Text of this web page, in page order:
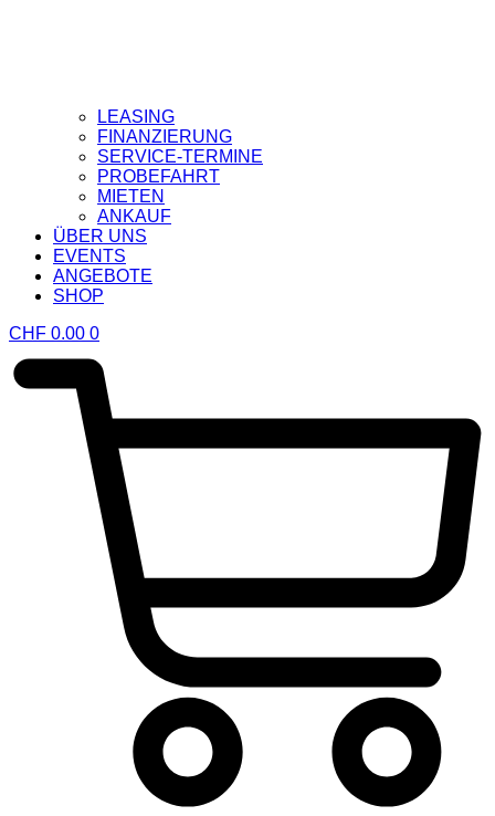
LEASING
FINANZIERUNG
SERVICE-TERMINE
PROBEFAHRT
MIETEN
ANKAUF
ÜBER UNS
EVENTS
ANGEBOTE
SHOP
CHF 0.00 0